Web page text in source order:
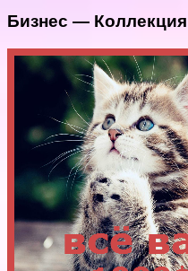
Бизнес — Коллекция